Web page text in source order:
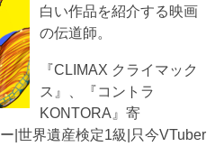
白い作品を紹介する映画
の伝道師。
『CLIMAX クライマック
ス』、『コントラ
KONTORA』寄
|世界遺産検定1級|只今VTuber